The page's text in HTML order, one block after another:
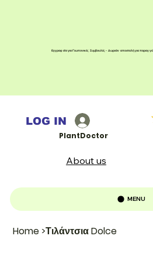
Home >Τιλάντσια Dolce
Εγγραφείτε για Γεωπονικές Συμβουλές - Δωρεάν αποστολή για
PlantDoctor
MENU
LOG IN
About us